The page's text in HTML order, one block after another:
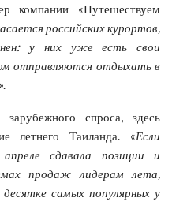
компании «Путешествуем
российских курортов,
у них уже есть свои
отправляются отдыхать в
».
спроса, здесь
летнего Таиланда. «Если
сдавала позиции и
продаж лидерам лета,
самых популярных у